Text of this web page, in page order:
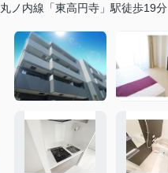
丸ノ内線「東高円寺」駅徒歩19分